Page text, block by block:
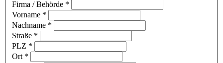
Firma / Behörde *
Vorname *
Nachname *
Straße *
PLZ *
Ort *